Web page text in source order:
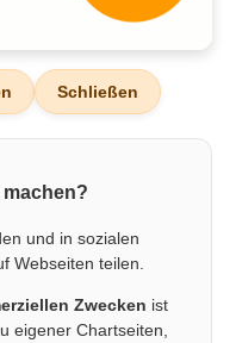
Schließen
und in sozialen
Webseiten teilen.
Zwecken ist
eigener Chartseiten,